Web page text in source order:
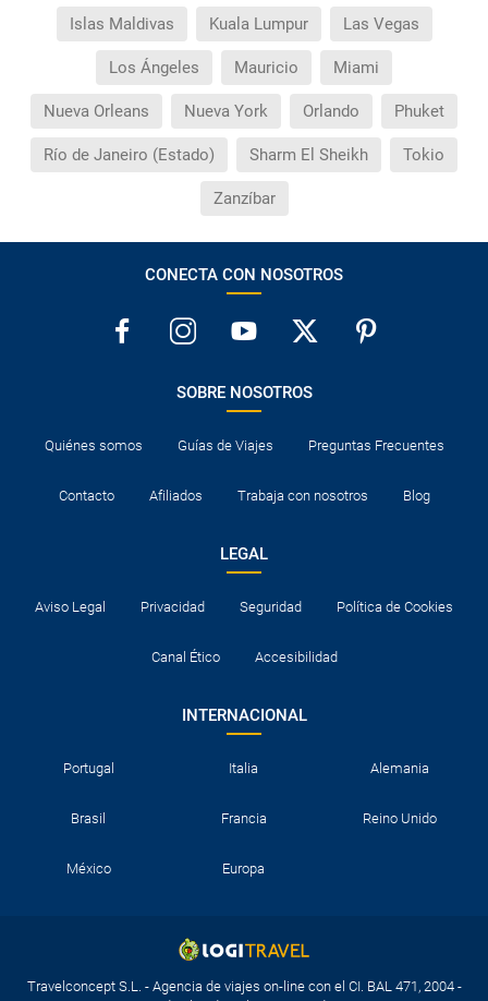
Islas Maldivas Kuala Lumpur Las Vegas
Los Ángeles Mauricio Miami
Nueva Orleans Nueva York Orlando Phuket
Río de Janeiro (Estado) Sharm El Sheikh Tokio
Zanzíbar
CONECTA CON NOSOTROS
SOBRE NOSOTROS
Quiénes somos Guías de Viajes Preguntas Frecuentes
Contacto Afiliados Trabaja con nosotros Blog
LEGAL
Aviso Legal Privacidad Seguridad Política de Cookies
Canal Ético Accesibilidad
INTERNACIONAL
Portugal Italia Alemania
Brasil Francia Reino Unido
México Europa
Travelconcept S.L. - Agencia de viajes on-line con el CI. BAL 471, 2004 -